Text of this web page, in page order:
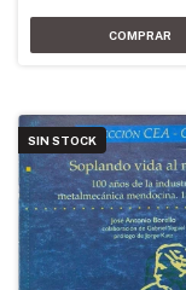
SIN STOCK